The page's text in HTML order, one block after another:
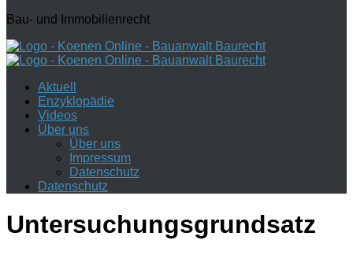
Bau- und Immobilienrecht
Aktuell
Enzyklopädie
Videos
Über uns
Über uns
Impressum
Datenschutz
Datenschutz
Untersuchungsgrundsatz